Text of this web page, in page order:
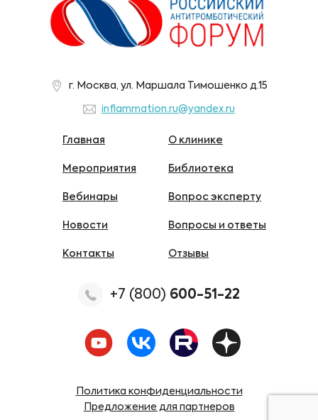
г. Москва, ул. Маршала Тимошенко д.15
inflammation.ru@yandex.ru
Главная
Мероприятия
Вебинары
Новости
Контакты
О клинике
Библиотека
Вопрос эксперту
Вопросы и ответы
Отзывы
+7 (800) 600-51-22
Политика конфиденциальности
Предложение для партнеров